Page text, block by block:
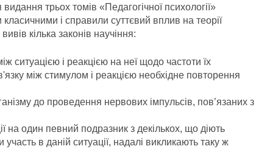
трьох томів «Педагогічної психології»
і справили суттєвий вплив на теорії
кілька законів научіння:
ситуацією і реакцією на неї щодо частоти їх
між стимулом і реакцією необхідне повторення
до проведення нервових імпульсів, пов’язаних з
на один певний подразник з декількох, що діють
в даній ситуації, надалі викликають таку ж